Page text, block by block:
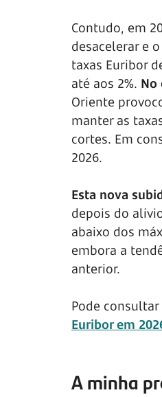
Contudo, em
desacelerar e
taxas Euribor
até aos 2%. No
Oriente
manter as
cortes. Em
2026.
Esta nova
depois do
abaixo dos
embora a
anterior.
Pode consultar
Euribor em
A minha